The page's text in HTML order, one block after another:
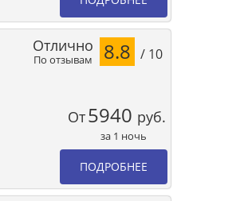
По отзывам
Отлично 8.8 / 10
От5940 руб.
за 1 ночь
ПОДРОБНЕЕ